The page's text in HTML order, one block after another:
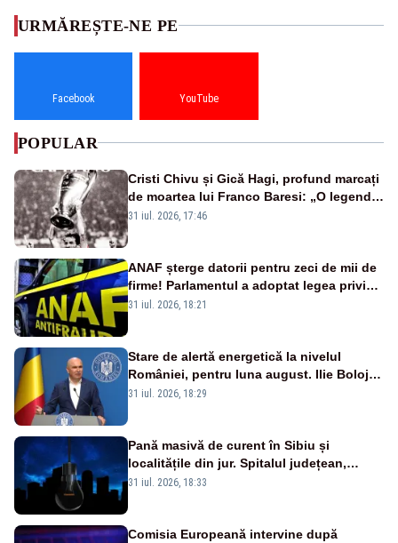
URMĂREȘTE-NE PE
Facebook YouTube
POPULAR
Cristi Chivu și Gică Hagi, profund marcați
de moartea lui Franco Baresi: „O legendă
a fotbalului mondial”
31 iul. 2026, 17:46
ANAF șterge datorii pentru zeci de mii de
firme! Parlamentul a adoptat legea privind
amnistia fiscală
31 iul. 2026, 18:21
Stare de alertă energetică la nivelul
României, pentru luna august. Ilie Bolojan
a anunțat importuri și posibile restricții –
31 iul. 2026, 18:29
Pană masivă de curent în Sibiu și
localitățile din jur. Spitalul județean,
semafoarele, rețelele de telefonie, grav
31 iul. 2026, 18:33
Comisia Europeană intervine după